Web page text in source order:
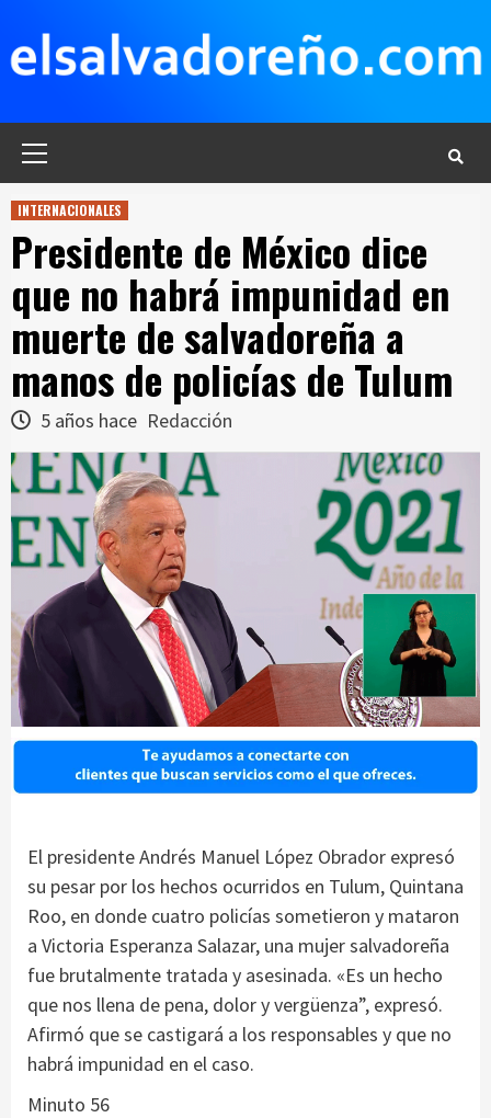
contenido
INTERNACIONALES
Presidente de México dice
que no habrá impunidad en
muerte de salvadoreña a
manos de policías de Tulum
5 años hace Redacción
El presidente Andrés Manuel López Obrador expresó
su pesar por los hechos ocurridos en Tulum, Quintana
Roo, en donde cuatro policías sometieron y mataron
a Victoria Esperanza Salazar, una mujer salvadoreña
fue brutalmente tratada y asesinada. «Es un hecho
que nos llena de pena, dolor y vergüenza”, expresó.
Afirmó que se castigará a los responsables y que no
habrá impunidad en el caso.
Minuto 56